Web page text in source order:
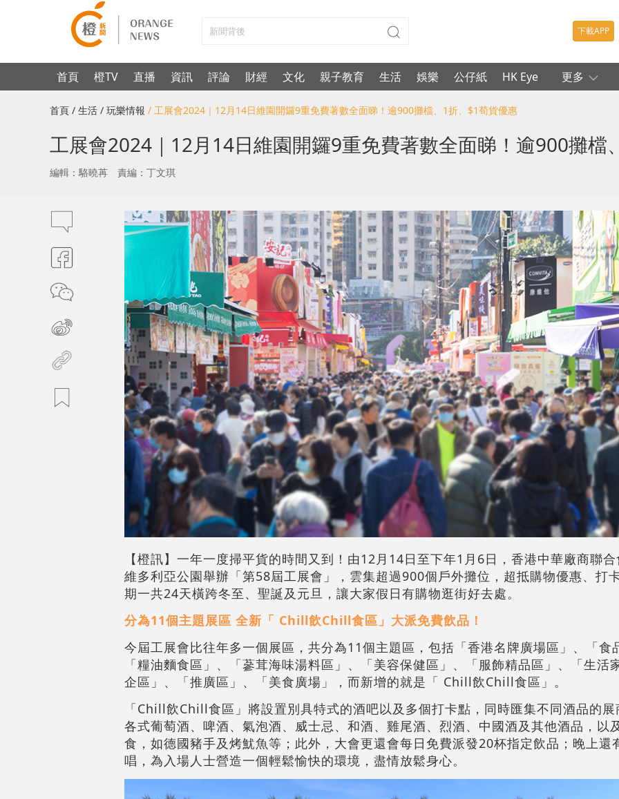
下載APP
首頁 橙TV 直播 資訊 評論 財經 文化 親子教育 生活 娛樂 公仔紙 HK Eye 更多
首頁 / 生活 / 玩樂情報 / 工展會2024｜12月14日維園開鑼9重免費著數全面睇！逾900攤檔、1折、$1荀貨優惠
工展會2024｜12月14日維園開鑼9重免費著數全面睇！逾900攤檔
編輯：駱曉苒 責編：丁文琪
【橙訊】一年一度掃平貨的時間又到！由12月14日至下年1月6日，香港中華廠商聯
維多利亞公園舉辦「第58屆工展會」，雲集超過900個戶外攤位，超抵購物優惠、打
期一共24天橫跨冬至、聖誕及元旦，讓大家假日有購物逛街好去處。
分為11個主題展區 全新「 Chill飲Chill食區」大派免費飲品！
今屆工展會比往年多一個展區，共分為11個主題區，包括「香港名牌廣場區」、「食
「糧油麵食區」、「蔘茸海味湯料區」、「美容保健區」、「服飾精品區」、「生活
企區」、「推廣區」、「美食廣場」，而新增的就是「 Chill飲Chill食區」。
「Chill飲Chill食區」將設置別具特式的酒吧以及多個打卡點，同時匯集不同酒品的
各式葡萄酒、啤酒、氣泡酒、威士忌、和酒、雞尾酒、烈酒、中國酒及其他酒品，以
食，如德國豬手及烤魷魚等；此外，大會更還會每日免費派發20杯指定飲品；晚上
唱，為入場人士營造一個輕鬆愉快的環境，盡情放鬆身心。